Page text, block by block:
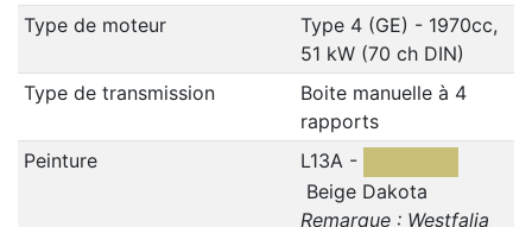
Type de moteur
Type 4 (GE) - 1970cc,
51 kW (70 ch DIN)
Type de transmission
Boite manuelle à 4
rapports
Peinture
L13A -
Beige Dakota
Remarque : Westfalia